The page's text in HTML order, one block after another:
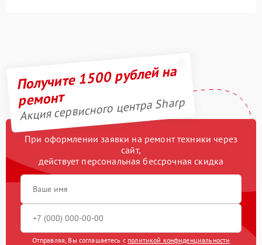
Получите 1500 рублей на
ремонт
Акция сервисного центра Sharp
При оформлении заявки на ремонт техники через
сайт,
действует персональная бессрочная скидка
Отправляя, Вы соглашаетесь с политикой конфиденциальности